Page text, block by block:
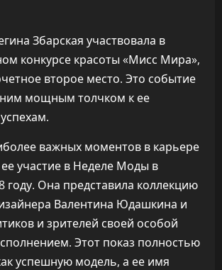
Збарская участвовала в
конкурсе красоты «Мисс Мира»,
второе место. Это событие
мощным толчком к ее
важных моментов в карьере
участие в Неделе Моды в
году. Она представила коллекцию
Валентина Юдашкина и
и зрителей своей особой
Этот показ полностью
успешную модель, а ее имя